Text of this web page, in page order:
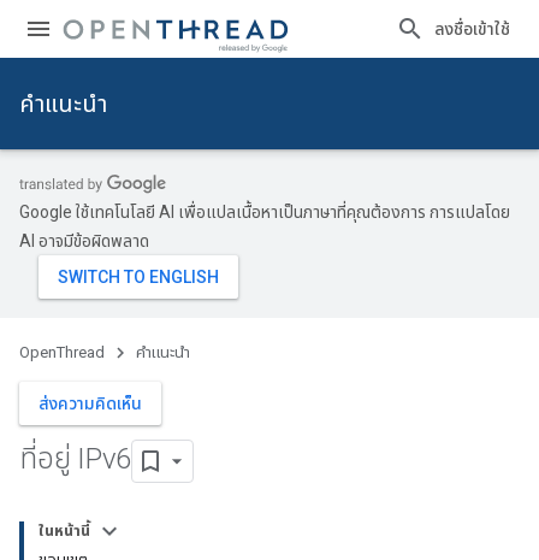
ลงชื่อเข้าใช้
คำแนะนำ
Google ใช้เทคโนโลยี AI เพื่อแปลเนื้อหาเป็นภาษาที่คุณต้องการ การแปลโดย
AI อาจมีข้อผิดพลาด
OpenThread คำแนะนำ
ส่งความคิดเห็น
ที่อยู่ IPv6
ในหน้านี้